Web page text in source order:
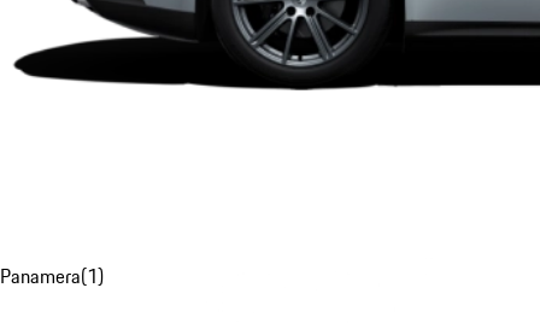
Panamera(1)